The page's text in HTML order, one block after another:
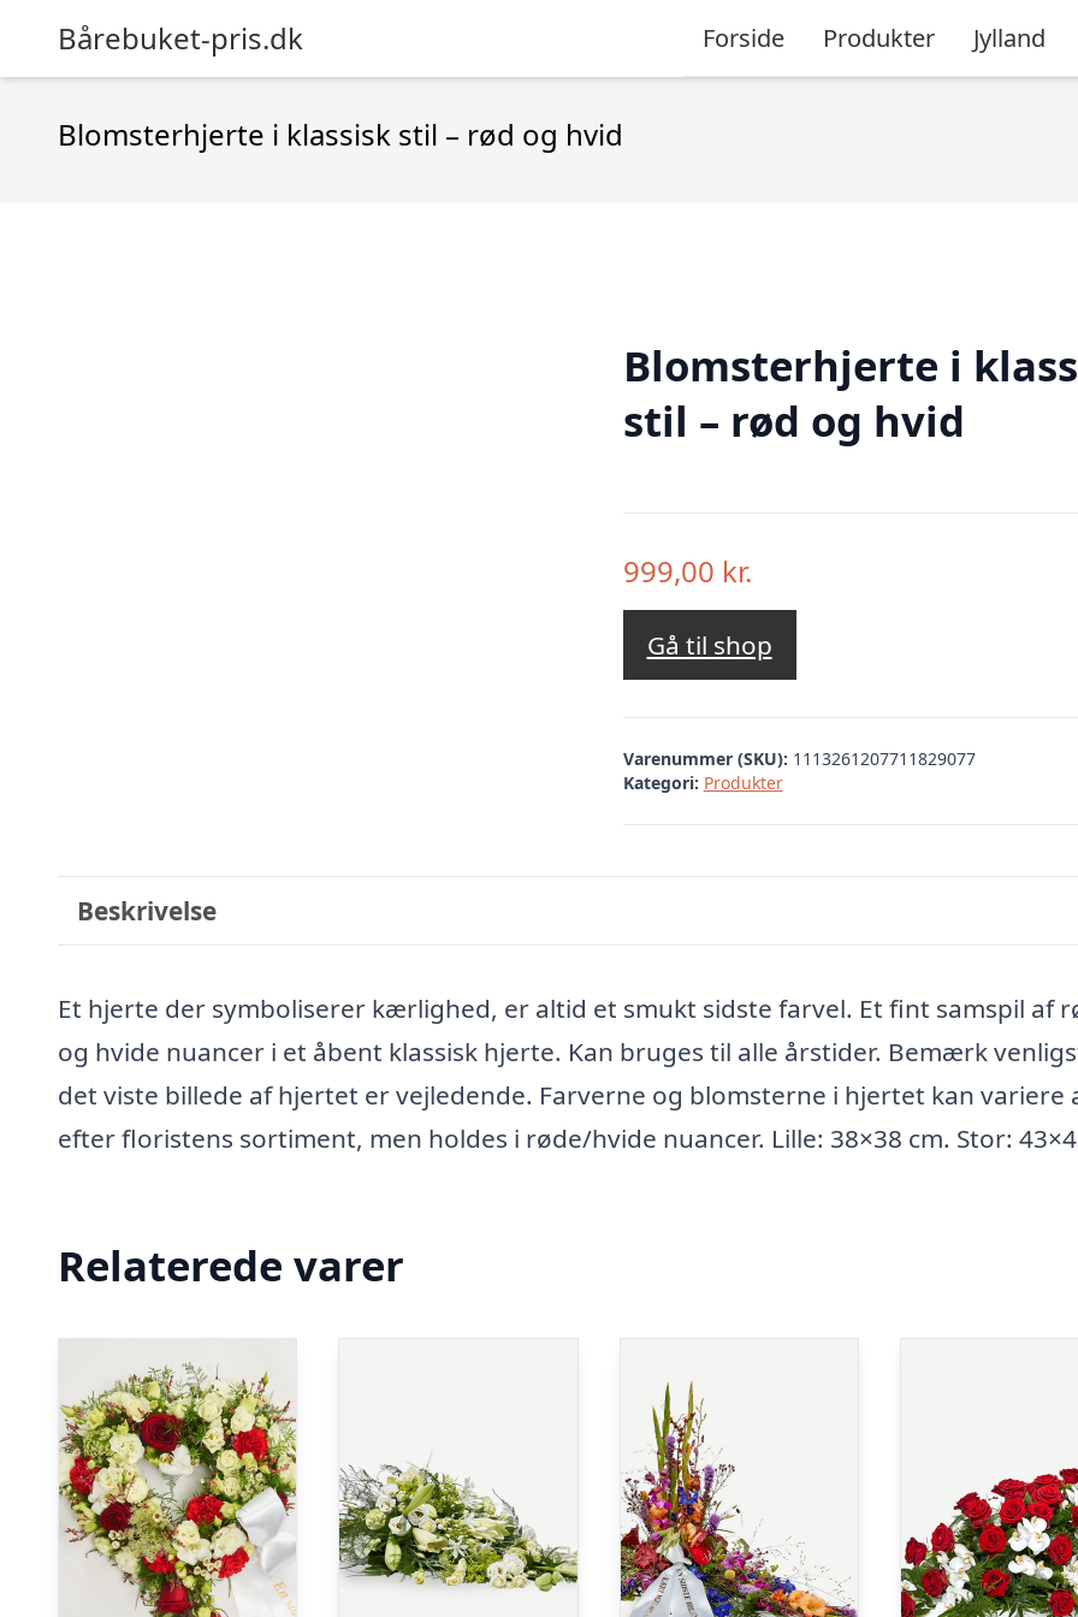
Bårebuket-pris.dk Forside Produkter Jylland
Blomsterhjerte i klassisk stil – rød og hvid
Blomsterhjerte i
stil – rød og hvid
999,00 kr.
Gå til shop
Varenummer (SKU): 1113261207711829077
Kategori: Produkter
Beskrivelse
Et hjerte der symboliserer kærlighed, er altid et smukt sidste farvel. Et fint samspil af
og hvide nuancer i et åbent klassisk hjerte. Kan bruges til alle årstider. Bemærk
det viste billede af hjertet er vejledende. Farverne og blomsterne i hjertet kan variere
efter floristens sortiment, men holdes i røde/hvide nuancer. Lille: 38×38 cm. Stor:
Relaterede varer